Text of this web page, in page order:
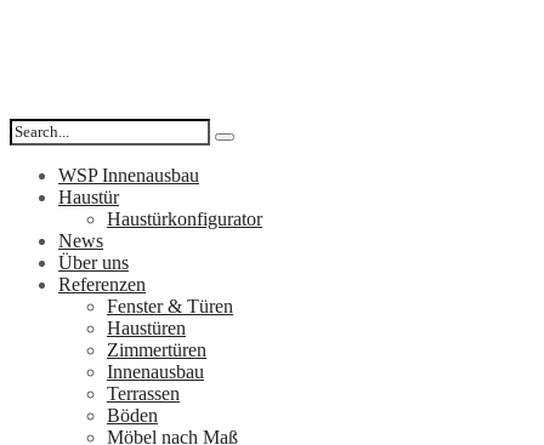
WSP Innenausbau
Haustür
Haustürkonfigurator
News
Über uns
Referenzen
Fenster & Türen
Haustüren
Zimmertüren
Innenausbau
Terrassen
Böden
Möbel nach Maß